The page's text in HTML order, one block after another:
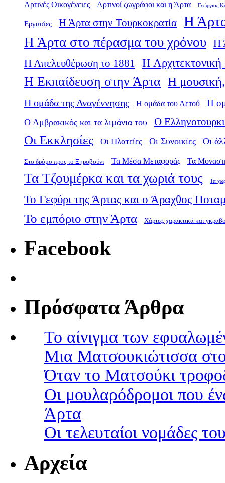
Αρτινές Οικογένειες Αρτινοί ζωγράφοι και η Άρτα Γεώργιος
Εργασίες Η Άρτα στην Τουρκοκρατία Η
Η Άρτα στο πέρασμα του χρόνου Η
Η Απελευθέρωση το 1881
Η
Η Εκπαίδευση στην Άρτα Η μουσική,
Η ομάδα της Αναγέννησης Η ομάδα του Αετού Η
Ο Αμβρακικός και τα λιμάνια του Ο
Οι Εκκλησίες Οι Πλατείες Οι Συνοικίες Οι
Στο δρόμο προς το Ξηροβούνι Τα Μέσα Μεταφοράς Τα
Τα Τζουμέρκα και τα χωριά τους Τα
Το Γεφύρι της Άρτας και ο Άραχθος
Το εμπόριο στην Άρτα Χάρτες, χαρακτικά και
Facebook
Πρόσφατα Άρθρα
Το αίνιγμα των
Μια Ματσουκιώτισσα
Όταν το Ματσούκι
Οι μουλαρόδρομοι που
Άρτα
Οι τελευταίοι νομάδες
Αρχεία